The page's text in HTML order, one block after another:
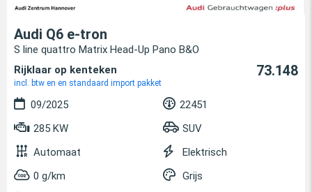
Audi Q6 e-tron
S line quattro Matrix Head-Up Pano B&O
Rijklaar op kenteken
incl. btw en en standaard import pakket
73.148
09/2025
22451
285 KW
SUV
Automaat
Elektrisch
0 g/km
Grijs